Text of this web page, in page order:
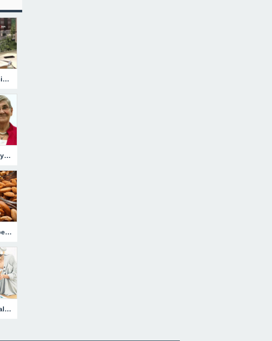
Rize Şehir Hastanesi’nin dolgu çalışmaları sona erdi
Canan Karatay’ın tarifiyle pürüzsüz bir cilde sahip olun! Cilt temizleme ürünlerine gerek kalmadı! 1 bardak suya…
Doğanın en faydalı 5 besini! Kansere fırsat vermiyor
Genç kadınların kalbi alarm veriyor